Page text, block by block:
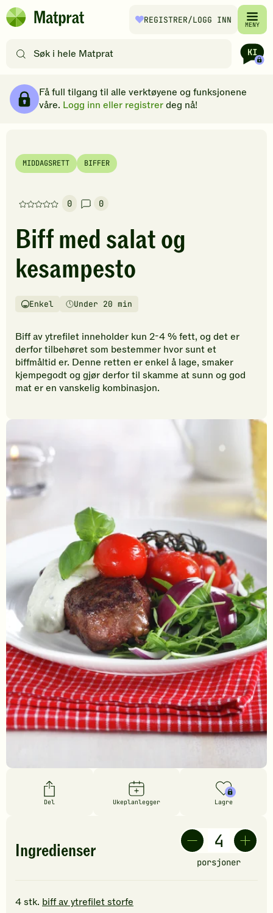
Hopp til hovedinnhold
Matprat
REGISTRER/LOGG INN MENY
etter
filtre
Få full tilgang til alle verktøyene og funksjonene
våre. Logg inn eller registrerdeg nå!
MIDDAGSRETT BIFFER
0
Denne
har
foreløpig
ingen
vurderinger.
den
til
å
vurdere
denne
oppskriften.
0
Biff med salat og
kesampesto
Vanskelighetsgrad
Enkel
TilberedningstidUnder 20 min
Biff av ytrefilet inneholder kun 2-4 % fett, og det er
derfor tilbehøret som bestemmer hvor sunt et
biffmåltid er. Denne retten er enkel å lage, smaker
kjempegodt og gjør derfor til skamme at sunn og god
mat er en vanskelig kombinasjon.
Del Ukeplanlegger Lagre
Ingredienser
porsjoner
4stk. biff av ytrefilet storfe